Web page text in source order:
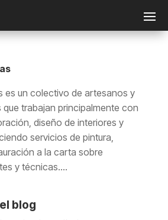
es un colectivo de artesanos y
trabajan principalmente con
diseño de interiores y
servicios de pintura,
a la carta sobre
y técnicas....
blog